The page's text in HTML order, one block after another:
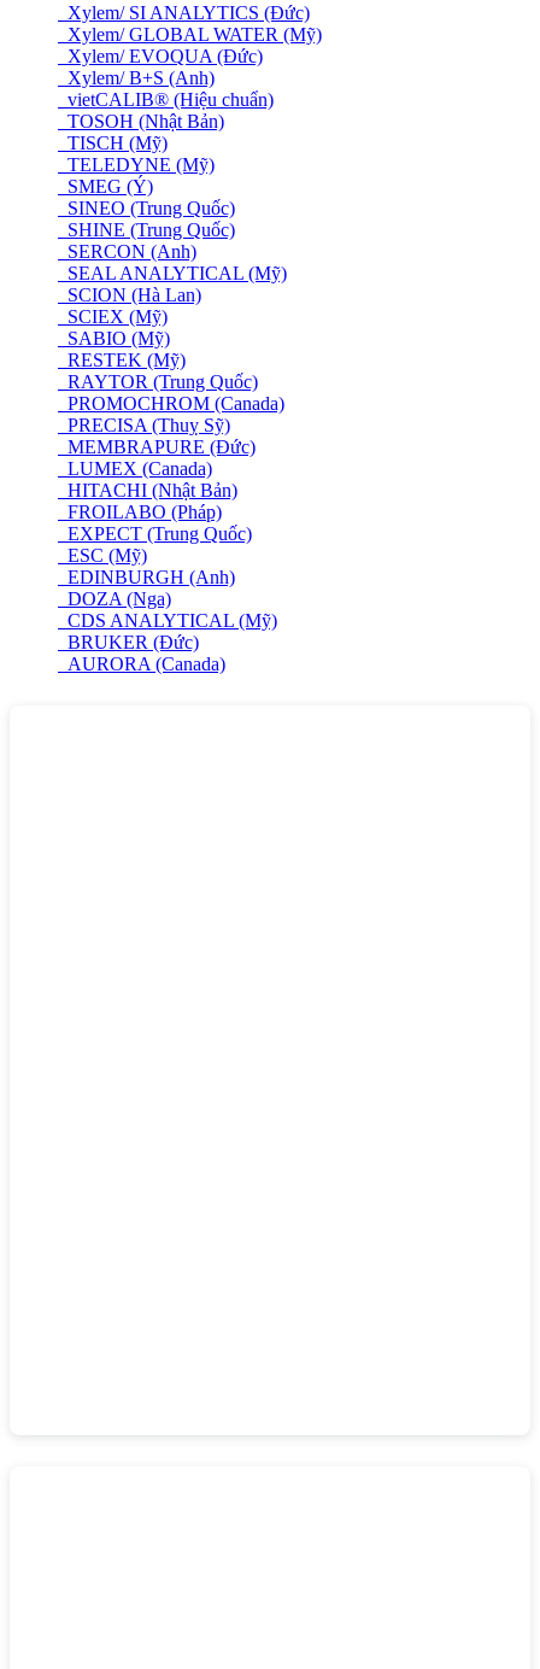
Xylem/ SI ANALYTICS (Đức)
Xylem/ GLOBAL WATER (Mỹ)
Xylem/ EVOQUA (Đức)
Xylem/ B+S (Anh)
vietCALIB® (Hiệu chuẩn)
TOSOH (Nhật Bản)
TISCH (Mỹ)
TELEDYNE (Mỹ)
SMEG (Ý)
SINEO (Trung Quốc)
SHINE (Trung Quốc)
SERCON (Anh)
SEAL ANALYTICAL (Mỹ)
SCION (Hà Lan)
SCIEX (Mỹ)
SABIO (Mỹ)
RESTEK (Mỹ)
RAYTOR (Trung Quốc)
PROMOCHROM (Canada)
PRECISA (Thuỵ Sỹ)
MEMBRAPURE (Đức)
LUMEX (Canada)
HITACHI (Nhật Bản)
FROILABO (Pháp)
EXPECT (Trung Quốc)
ESC (Mỹ)
EDINBURGH (Anh)
DOZA (Nga)
CDS ANALYTICAL (Mỹ)
BRUKER (Đức)
AURORA (Canada)